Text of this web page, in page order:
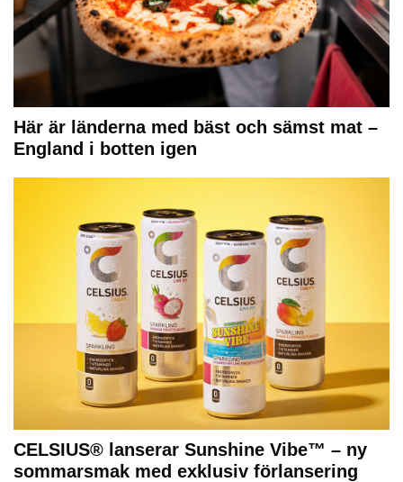
Här är länderna med bäst och sämst mat –
England i botten igen
CELSIUS® lanserar Sunshine Vibe™ – ny
sommarsmak med exklusiv förlansering